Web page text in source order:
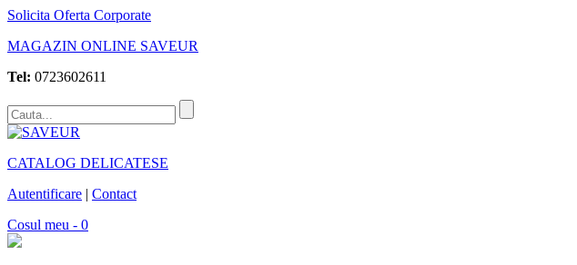
Solicita Oferta Corporate
MAGAZIN ONLINE SAVEUR
Tel: 0723602611
CATALOG DELICATESE
Autentificare | Contact
Cosul meu - 0